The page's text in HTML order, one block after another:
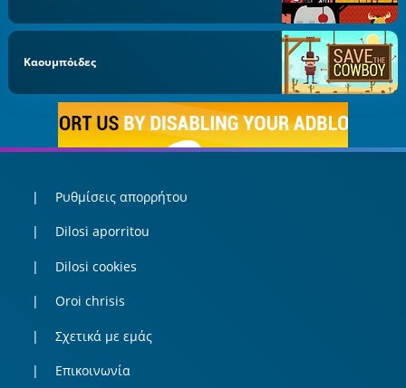
Καουμπόιδες
Ρυθμίσεις απορρήτου
Dilosi aporritou
Dilosi cookies
Oroi chrisis
Σχετικά με εμάς
Επικοινωνία